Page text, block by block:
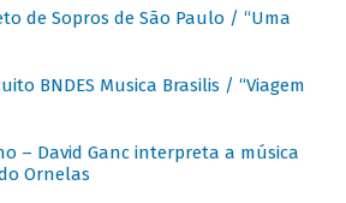
de Sopros de São Paulo / “Uma
BNDES Musica Brasilis / “Viagem
– David Ganc interpreta a música
Ornelas